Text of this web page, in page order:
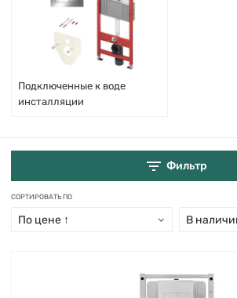
Подключенные к воде
инсталляции
Фильтр
СОРТИРОВАТЬ ПО
По цене ↑